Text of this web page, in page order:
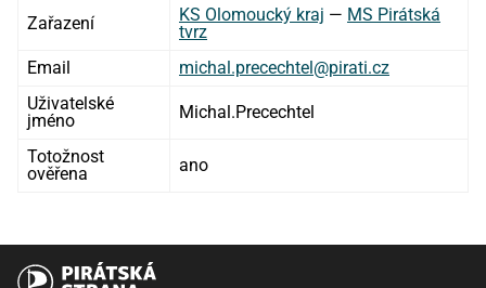
Zařazení KS Olomoucký kraj — MS Pirátská
tvrz
Email
michal.precechtel@pirati.cz
Uživatelské
jméno
Michal.Precechtel
Totožnost
ověřena
ano